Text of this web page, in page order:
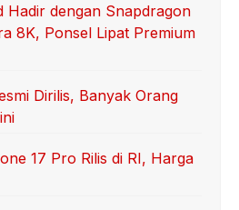
Hadir dengan Snapdragon
8K, Ponsel Lipat Premium
Dirilis, Banyak Orang
17 Pro Rilis di RI, Harga